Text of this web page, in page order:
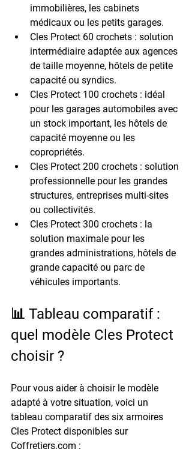
immobilières, les cabinets
médicaux ou les petits garages.
Cles Protect 60 crochets : solution
intermédiaire adaptée aux agences
de taille moyenne, hôtels de petite
capacité ou syndics.
Cles Protect 100 crochets : idéal
pour les garages automobiles avec
un stock important, les hôtels de
capacité moyenne ou les
copropriétés.
Cles Protect 200 crochets : solution
professionnelle pour les grandes
structures, entreprises multi-sites
ou collectivités.
Cles Protect 300 crochets : la
solution maximale pour les
grandes administrations, hôtels de
grande capacité ou parc de
véhicules importants.
📊 Tableau comparatif :
quel modèle Cles Protect
choisir ?
Pour vous aider à choisir le modèle
adapté à votre situation, voici un
tableau comparatif des six armoires
Cles Protect disponibles sur
Coffretiers.com :